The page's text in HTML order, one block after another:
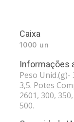
Caixa
1000 un
Informações
Peso Unid.(g)-
3,5. Potes
2601, 300,
500.